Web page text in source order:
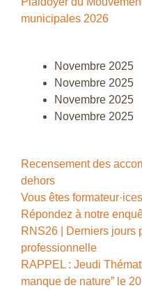
municipales 2026
Novembre 2025
Novembre 2025
Novembre 2025
Novembre 2025
Recensement des
dehors
Vous êtes
Répondez à notre
RNS26 | Derniers jours
professionnelle
RAPPEL : Jeudi
manque de nature” le